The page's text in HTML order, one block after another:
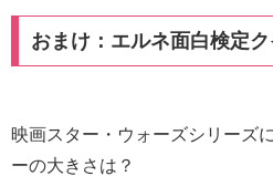
おまけ：エルネ面白検定
映画スター・ウォーズシリーズ
ーの大きさは？